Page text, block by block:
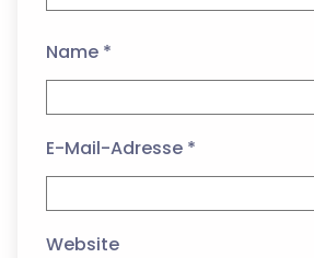
Name *
E-Mail-Adresse *
Website